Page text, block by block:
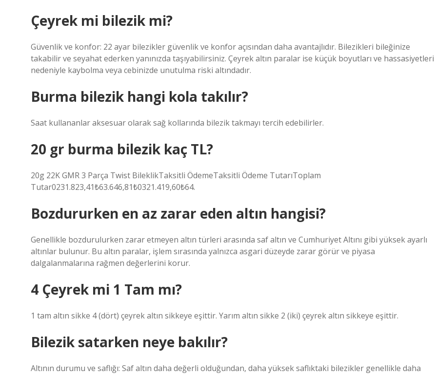
Çeyrek mi bilezik mi?
Güvenlik ve konfor: 22 ayar bilezikler güvenlik ve konfor açısından daha avantajlıdır. Bilezikleri bileğinize
takabilir ve seyahat ederken yanınızda taşıyabilirsiniz. Çeyrek altın paralar ise küçük boyutları ve hassasiyetleri
nedeniyle kaybolma veya cebinizde unutulma riski altındadır.
Burma bilezik hangi kola takılır?
Saat kullananlar aksesuar olarak sağ kollarında bilezik takmayı tercih edebilirler.
20 gr burma bilezik kaç TL?
20g 22K GMR 3 Parça Twist BileklikTaksitli ÖdemeTaksitli Ödeme TutarıToplam
Tutar0231.823,41₺63.646,81₺0321.419,60₺64.
Bozdururken en az zarar eden altın hangisi?
Genellikle bozdurulurken zarar etmeyen altın türleri arasında saf altın ve Cumhuriyet Altını gibi yüksek ayarlı
altınlar bulunur. Bu altın paralar, işlem sırasında yalnızca asgari düzeyde zarar görür ve piyasa
dalgalanmalarına rağmen değerlerini korur.
4 Çeyrek mi 1 Tam mı?
1 tam altın sikke 4 (dört) çeyrek altın sikkeye eşittir. Yarım altın sikke 2 (iki) çeyrek altın sikkeye eşittir.
Bilezik satarken neye bakılır?
Altının durumu ve saflığı: Saf altın daha değerli olduğundan, daha yüksek saflıktaki bilezikler genellikle daha